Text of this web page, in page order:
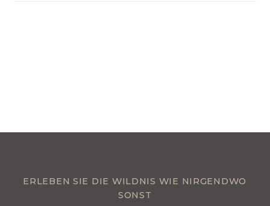
ERLEBEN SIE DIE WILDNIS WIE NIRGENDWO
SONST